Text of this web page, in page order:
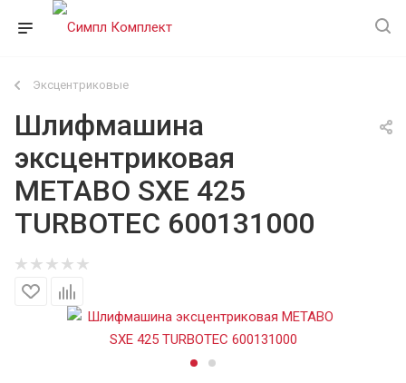
Эксцентриковые
Шлифмашина
эксцентриковая
METABO SXE 425
TURBOTEC 600131000